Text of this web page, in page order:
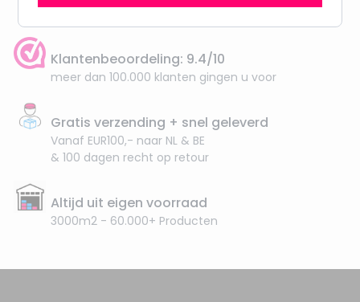
Klantenbeoordeling: 9.4/10
meer dan 100.000 klanten gingen u voor
Gratis verzending + snel geleverd
Vanaf EUR100,- naar NL & BE
& 100 dagen recht op retour
Altijd uit eigen voorraad
3000m2 - 60.000+ Producten